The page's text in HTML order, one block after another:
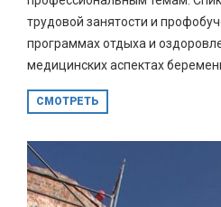
трудовой занятости и
программах отдыха и
медицинских аспектах
СМОТРЕТЬ